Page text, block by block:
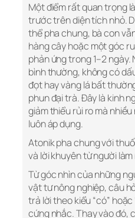
Một điểm rất quan trọng
trước trên diện tích nhỏ.
thể pha chung, bà con
hàng cây hoặc một góc
phản ứng trong 1–2
bình thường, không có
đọt hay vàng lá bất
phun đại trà. Đây là kinh
giảm thiểu rủi ro mà
luôn áp dụng.
Atonik pha chung với
và lời khuyên từ người
Từ góc nhìn của những
vật tư nông nghiệp, câu
trả lời theo kiểu “có”
cứng nhắc. Thay vào đó,